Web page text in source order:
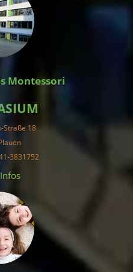
Montessori
Straße 18
3831752